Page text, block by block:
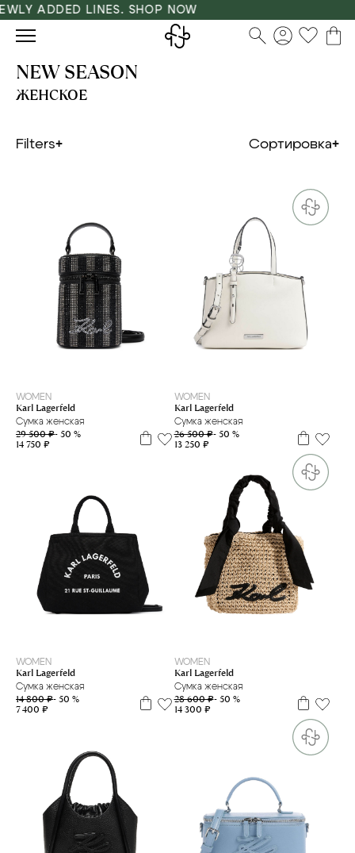
ADDED LINES. SHOP NOW
NEW SEASON
ЖЕНСКОЕ
Filters Сортировка
WOMEN
Karl Lagerfeld
Сумка женская
29 500 ₽- 50 %
14 750 ₽
WOMEN
Karl Lagerfeld
Сумка женская
26 500 ₽- 50 %
13 250 ₽
WOMEN
Karl Lagerfeld
Сумка женская
14 800 ₽- 50 %
7 400 ₽
WOMEN
Karl Lagerfeld
Сумка женская
28 600 ₽- 50 %
14 300 ₽